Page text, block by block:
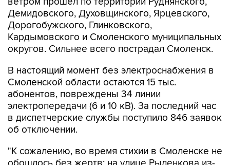
Демидовского, Духовщинского, Ярцевского,
Дорогобужского, Глинковского,
Кардымовского и Смоленского муниципальных
округов. Сильнее всего пострадал Смоленск.
В настоящий момент без электроснабжения в
Смоленской области остаются 15 тыс.
абонентов, повреждены 34 линии
электропередачи (6 и 10 кВ). За последний час
в диспетчерские службы поступило 846 заявок
об отключении.
"К сожалению, во время стихии в Смоленске не